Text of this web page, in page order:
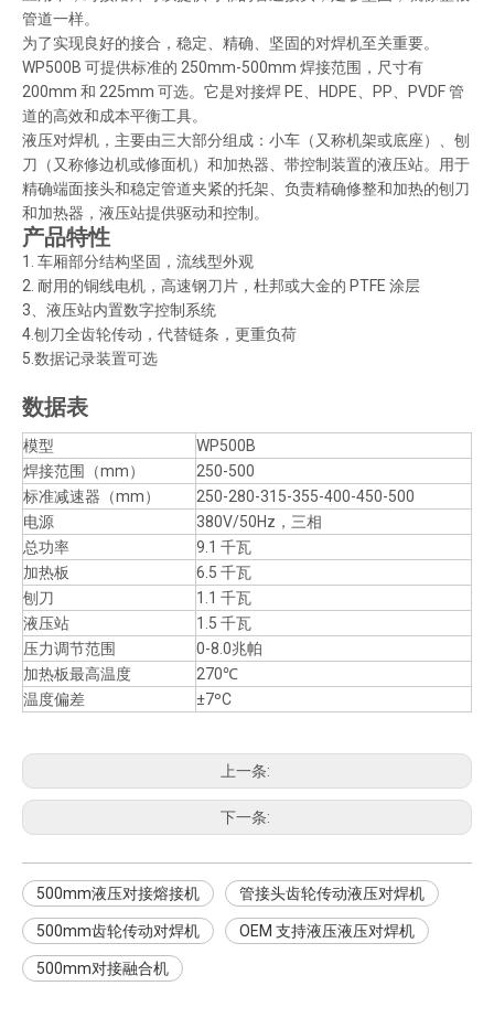
管道一样。
为了实现良好的接合，稳定、精确、坚固的对焊机至关重要。
WP500B 可提供标准的 250mm-500mm 焊接范围，尺寸有
200mm 和 225mm 可选。它是对接焊 PE、HDPE、PP、PVDF 管
道的高效和成本平衡工具。
液压对焊机，主要由三大部分组成：小车（又称机架或底座）、刨
刀（又称修边机或修面机）和加热器、带控制装置的液压站。用于
精确端面接头和稳定管道夹紧的托架、负责精确修整和加热的刨刀
和加热器，液压站提供驱动和控制。
产品特性
1. 车厢部分结构坚固，流线型外观
2. 耐用的铜线电机，高速钢刀片，杜邦或大金的 PTFE 涂层
3、液压站内置数字控制系统
4.刨刀全齿轮传动，代替链条，更重负荷
5.数据记录装置可选
数据表
模型
WP500B
焊接范围（mm）
250-500
标准减速器（mm）
250-280-315-355-400-450-500
电源
380V/50Hz，三相
总功率
9.1 千瓦
加热板
6.5 千瓦
刨刀
1.1 千瓦
液压站
1.5 千瓦
压力调节范围
0-8.0兆帕
加热板最高温度
270℃
温度偏差
±7ºC
上一条:
下一条:
500mm液压对接熔接机 管接头齿轮传动液压对焊机
500mm齿轮传动对焊机 OEM 支持液压液压对焊机
500mm对接融合机